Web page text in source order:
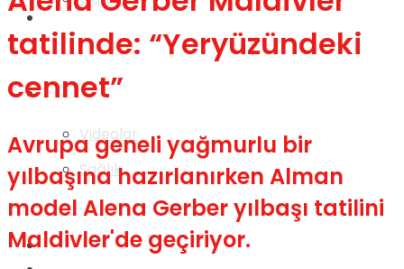
Videolar
Gündem
Yaşam
Sağlık
TV
tatilinde: “Yeryüzündeki
cennet”
Avrupa geneli yağmurlu bir
yılbaşına hazırlanırken Alman
model Alena Gerber yılbaşı tatilini
Maldivler'de geçiriyor.